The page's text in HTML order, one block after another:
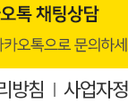
방침 I 사업자